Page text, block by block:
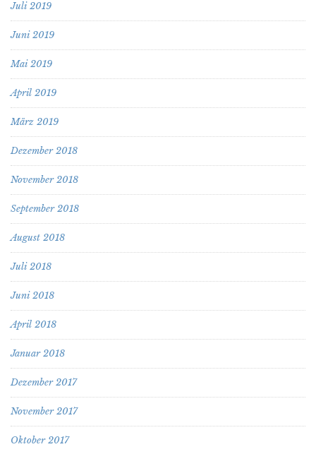
Juli 2019
Juni 2019
Mai 2019
April 2019
März 2019
Dezember 2018
November 2018
September 2018
August 2018
Juli 2018
Juni 2018
April 2018
Januar 2018
Dezember 2017
November 2017
Oktober 2017